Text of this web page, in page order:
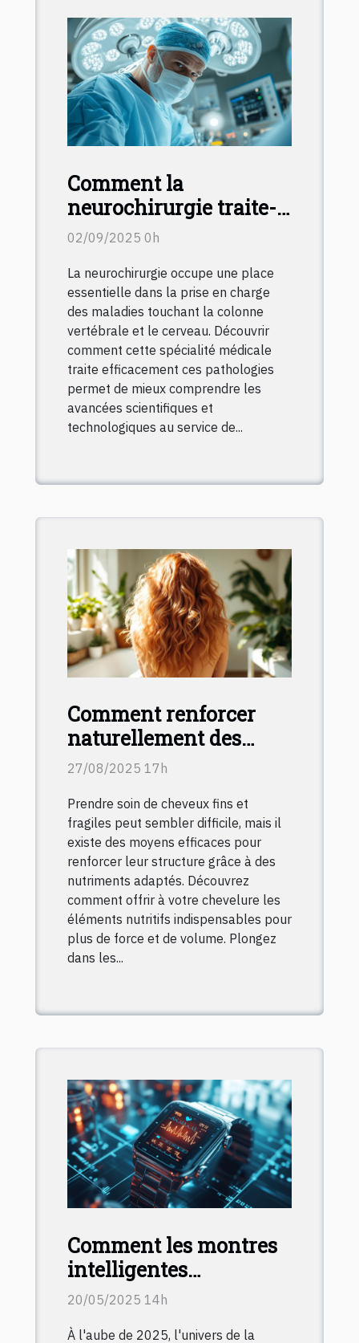
Comment la
neurochirurgie traite-t-
elle les pathologies
cérébrales ?
02/09/2025 0h
La neurochirurgie occupe une place
essentielle dans la prise en charge
des maladies touchant la colonne
vertébrale et le cerveau. Découvrir
comment cette spécialité médicale
traite efficacement ces pathologies
permet de mieux comprendre les
avancées scientifiques et
technologiques au service de...
Comment renforcer
naturellement des
cheveux fins avec des
27/08/2025 17h
Prendre soin de cheveux fins et
fragiles peut sembler difficile, mais il
existe des moyens efficaces pour
renforcer leur structure grâce à des
nutriments adaptés. Découvrez
comment offrir à votre chevelure les
éléments nutritifs indispensables pour
plus de force et de volume. Plongez
dans les...
Comment les montres
intelligentes
révolutionnent le suivi
20/05/2025 14h
À l'aube de 2025, l'univers de la